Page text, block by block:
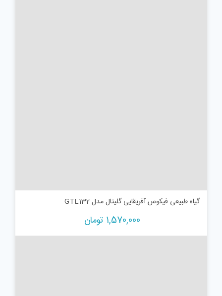
گیاه طبیعی فیکوس آفریقایی گلیتال مدل GTL132
1,570,000 تومان